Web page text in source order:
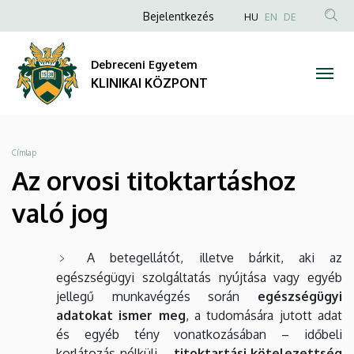
orvosi
titoktartáshoz
való
jog
KLINIKAI
a
tartalomra
Anonim
fiók
menüje
Bejelentkezés HU EN DE
Debreceni Egyetem
KLINIKAI KÖZPONT
Morzsa
Címlap
Az orvosi titoktartáshoz
való jog
A betegellátót, illetve bárkit, aki az
egészségügyi szolgáltatás nyújtása vagy egyéb
jellegű munkavégzés során egészségügyi
adatokat ismer meg, a tudomására jutott adat
és egyéb tény vonatkozásában – időbeli